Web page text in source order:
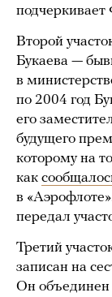
Второй
Букаева —
в
по 2004 год
его
будущего
которому на
как
в
передал
Третий
записан на
Он объединен